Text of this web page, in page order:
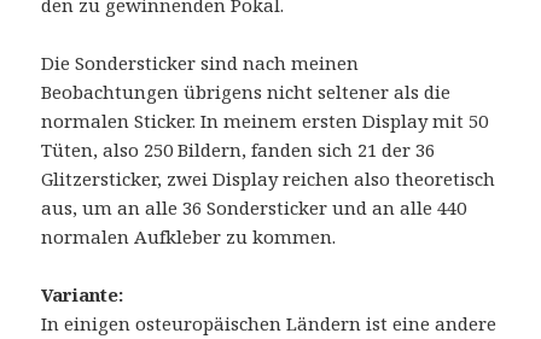
den zu gewinnenden Pokal.
Die Sondersticker sind nach meinen
Beobachtungen übrigens nicht seltener als die
normalen Sticker. In meinem ersten Display mit 50
Tüten, also 250 Bildern, fanden sich 21 der 36
Glitzersticker, zwei Display reichen also theoretisch
aus, um an alle 36 Sondersticker und an alle 440
normalen Aufkleber zu kommen.
Variante:
In einigen osteuropäischen Ländern ist eine andere